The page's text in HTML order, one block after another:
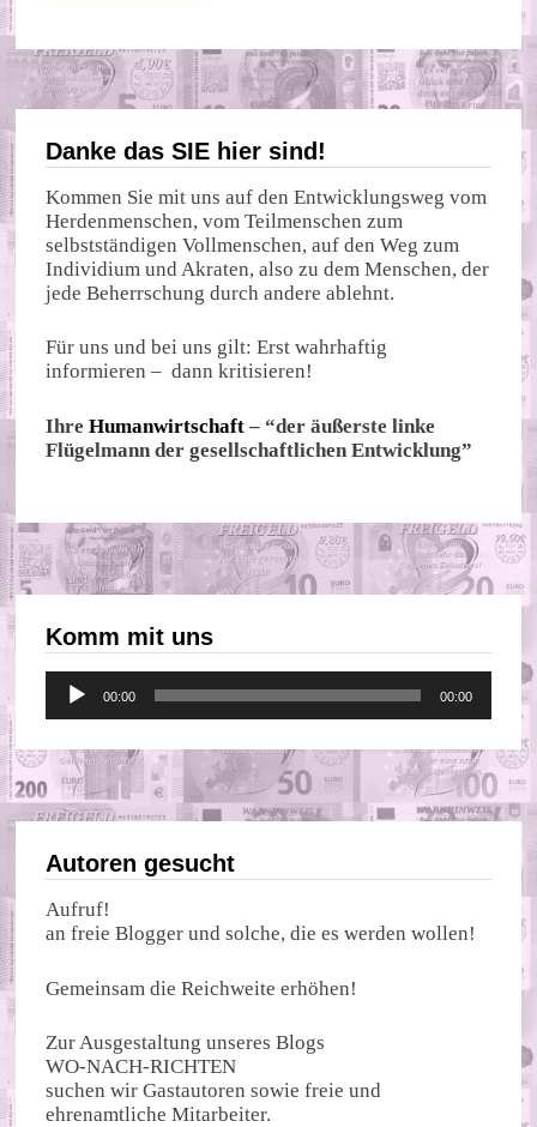
Danke das SIE hier sind!
Kommen Sie mit uns auf den Entwicklungsweg vom
Herdenmenschen, vom Teilmenschen zum
selbstständigen Vollmenschen, auf den Weg zum
Individium und Akraten, also zu dem Menschen, der
jede Beherrschung durch andere ablehnt.
Für uns und bei uns gilt: Erst wahrhaftig
informieren – dann kritisieren!
IhreHumanwirtschaft – “der äußerste linke
Flügelmann der gesellschaftlichen Entwicklung”
Komm mit uns
Audio-
Player
00:00 00:00
Autoren gesucht
Aufruf!
an freie Blogger und solche, die es werden wollen!
Gemeinsam die Reichweite erhöhen!
Zur Ausgestaltung unseres Blogs
WO-NACH-RICHTEN
suchen wir Gastautoren sowie freie und
ehrenamtliche Mitarbeiter.